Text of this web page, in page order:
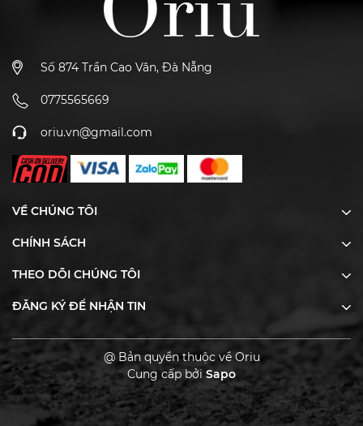
Số 874 Trần Cao Vân, Đà Nẵng
0775565669
oriu.vn@gmail.com
VỀ CHÚNG TÔI
CHÍNH SÁCH
THEO DÕI CHÚNG TÔI
ĐĂNG KÝ ĐỂ NHẬN TIN
@ Bản quyền thuộc về Oriu
Cung cấp bởi Sapo